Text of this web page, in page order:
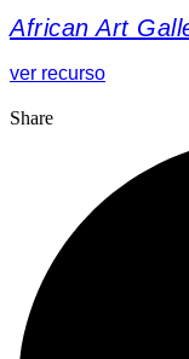
African Art
ver recurso
Share